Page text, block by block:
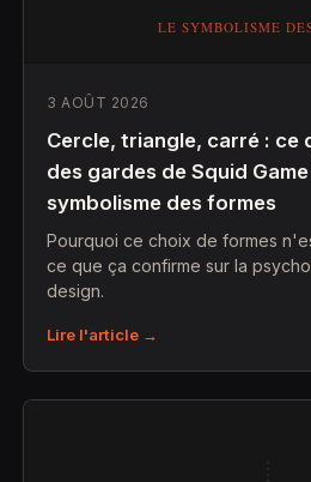
3 AOÛT 2026
Cercle, triangle, carré : ce
des gardes de Squid
symbolisme des formes
Pourquoi ce choix de formes
ce que ça confirme sur la
design.
Lire l'article →